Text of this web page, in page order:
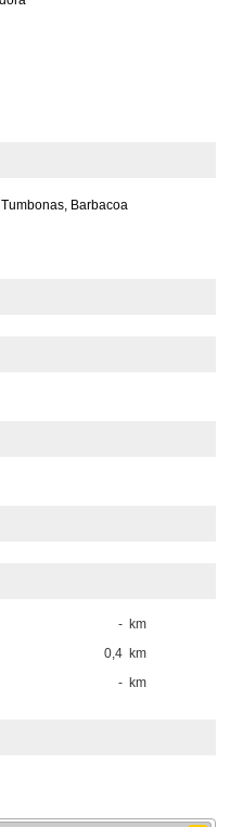
Barbacoa
- km
0,4 km
- km